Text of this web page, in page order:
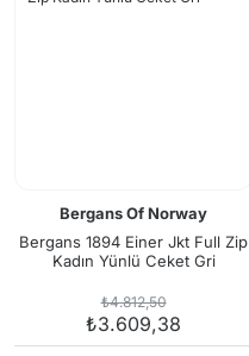
Bergans Of Norway
Bergans 1894 Einer Jkt Full Zip
Kadın Yünlü Ceket Gri
₺4.812,50
₺3.609,38